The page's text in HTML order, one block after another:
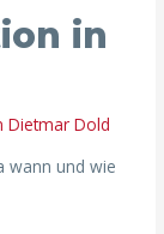
in
Dietmar Dold
wann und wie